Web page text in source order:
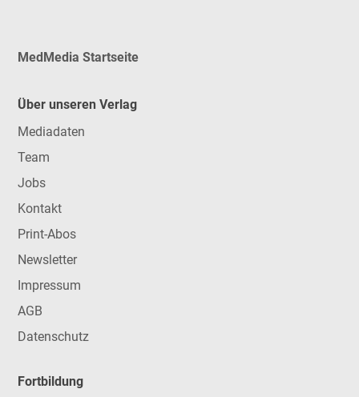
MedMedia Startseite
Über unseren Verlag
Mediadaten
Team
Jobs
Kontakt
Print-Abos
Newsletter
Impressum
AGB
Datenschutz
Fortbildung